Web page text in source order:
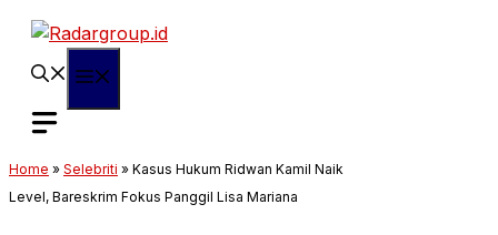
Langsung
Home » Selebriti » Kasus Hukum Ridwan Kamil Naik
Level, Bareskrim Fokus Panggil Lisa Mariana